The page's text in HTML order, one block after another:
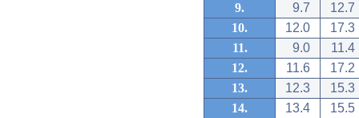
9.
9.7
12.7
10.
12.0
17.3
11.
9.0
11.4
12.
11.6
17.2
13.
12.3
15.3
14.
13.4
15.5